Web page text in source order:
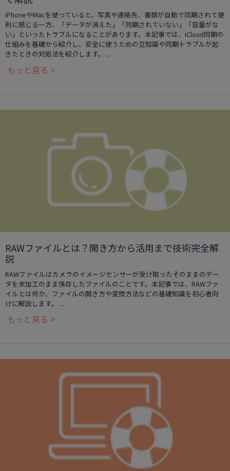
iPhoneやMacを使っていると、写真や連絡先、書類が自動で同期されて便
利に感じる一方、「データが消えた」「同期されていない」「容量がな
い」といったトラブルになることがあります。本記事では、iCloud同期の
仕組みを基礎から紹介し、安全に使うための豆知識や同期トラブルが起
きたときの対処法を紹介します。 ...
もっと見る >
RAWファイルとは？開き方から活用まで技術完全解
説
RAWファイルはカメラのイメージセンサーが受け取ったそのままのデー
タを未加工のまま保存したファイルのことです。本記事では、RAWファ
イルとは何か、ファイルの開き方や変換方法などの基礎知識を初心者向
けに解説します。 ...
もっと見る >